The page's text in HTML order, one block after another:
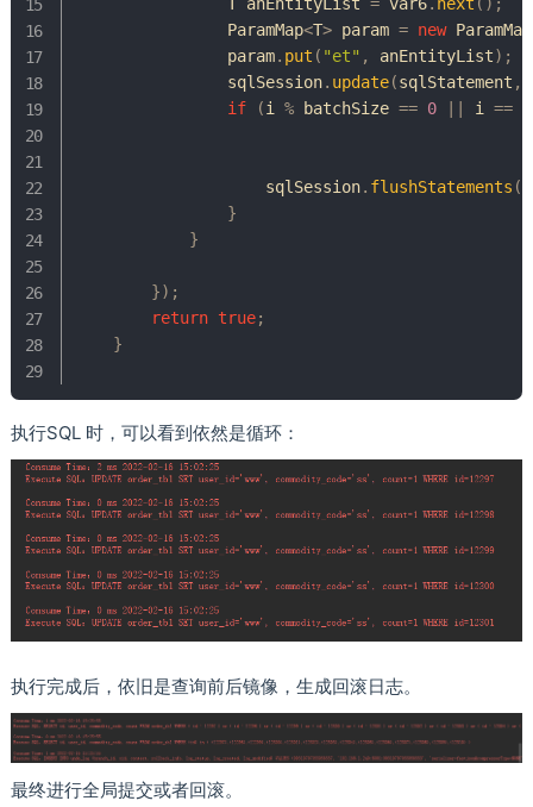
ParamMap<T> param = new ParamMap
                param
. put ( "et" , anEntityList) ;
                sqlSession
. update(sqlStatement ,
if
(i % batchSize == 0 i ==
                    sqlSession
. flushStatements (
}
}
}) ;
return true;
}
执行SQL 时，可以看到依然是循环：
执行完成后，依旧是查询前后镜像，生成回滚日志。
最终进行全局提交或者回滚。